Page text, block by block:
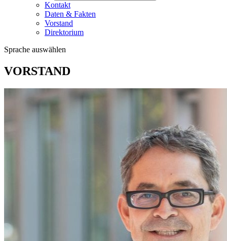
Kontakt
Daten & Fakten
Vorstand
Direktorium
Sprache auswählen
VORSTAND